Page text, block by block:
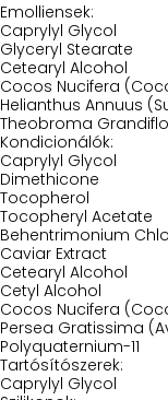
Emolliensek:
Caprylyl Glycol
Glyceryl Stearate
Cetearyl Alcohol
Cocos Nucifera
Helianthus Annuus
Theobroma
Kondicionálók:
Caprylyl Glycol
Dimethicone
Tocopherol
Tocopheryl Acetate
Behentrimonium
Caviar Extract
Cetearyl Alcohol
Cetyl Alcohol
Cocos Nucifera
Persea Gratissima
Polyquaternium-11
Tartósítószerek:
Caprylyl Glycol